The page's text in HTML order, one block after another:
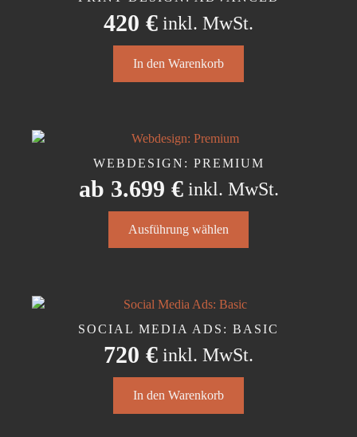
420 € inkl. MwSt.
In den Warenkorb
WEBDESIGN: PREMIUM
ab 3.699 € inkl. MwSt.
Ausführung wählen
Produkt
auf.
Die
können
auf
Produktseite
SOCIAL MEDIA ADS: BASIC
720 € inkl. MwSt.
In den Warenkorb